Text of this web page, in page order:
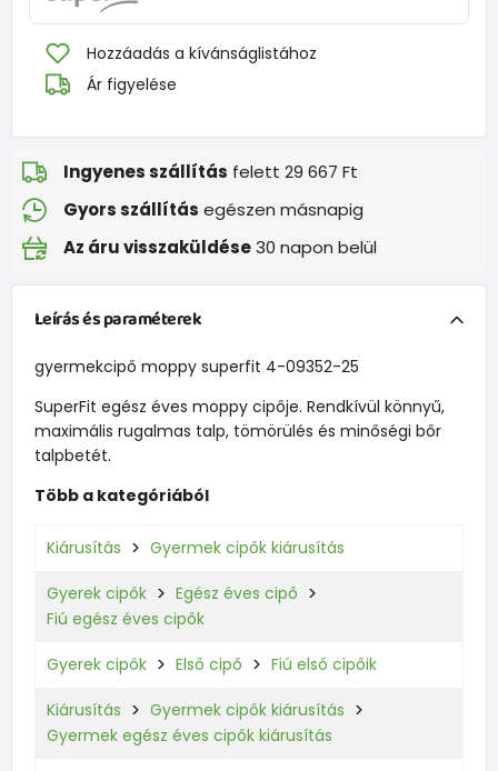
Hozzáadás a kívánságlistához
Ár figyelése
Ingyenes szállítás felett 29 667 Ft
Gyors szállítás egészen másnapig
Az áru visszaküldése30 napon belül
Leírás és paraméterek
gyermekcipő moppy superfit 4-09352-25
SuperFit egész éves moppy cipője. Rendkívül könnyű,
maximális rugalmas talp, tömörülés és minőségi bőr
talpbetét.
Több a kategóriából
Kiárusítás Gyermek cipők kiárusítás
Gyerek cipők
Egész éves cipő
Fiú egész éves cipők
Gyerek cipők Első cipő Fiú első cipőik
Kiárusítás
Gyermek cipők kiárusítás
Gyermek egész éves cipők kiárusítás